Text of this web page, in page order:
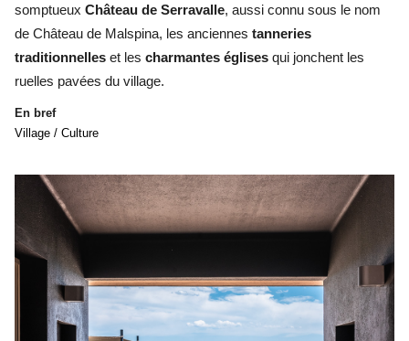
somptueux Château de Serravalle, aussi connu sous le nom
de Château de Malspina, les anciennes tanneries
traditionnelles et les charmantes églises qui jonchent les
ruelles pavées du village.
En bref
Village / Culture